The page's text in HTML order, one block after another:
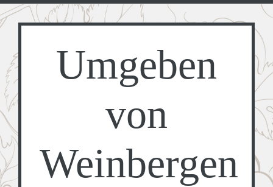
Umgeben
von
Weinbergen